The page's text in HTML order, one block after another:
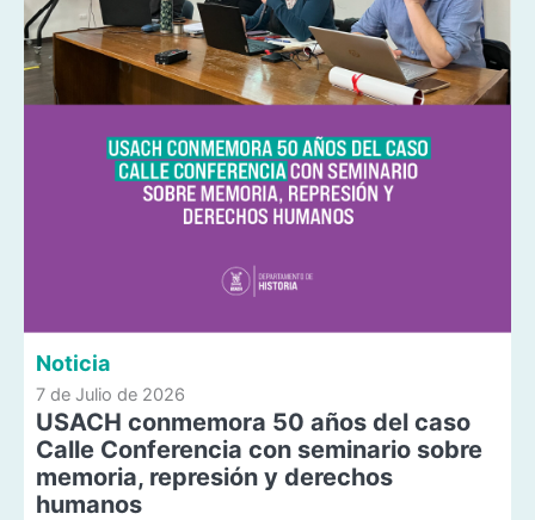
Noticia
7 de Julio de 2026
USACH conmemora 50 años del caso
Calle Conferencia con seminario sobre
memoria, represión y derechos
humanos